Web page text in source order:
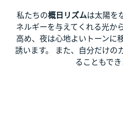
私たちの概日リズムは太陽を
ネルギーを与えてくれる光か
高め、夜は心地よいトーンに
誘います。 また、自分だけの
ることもでき